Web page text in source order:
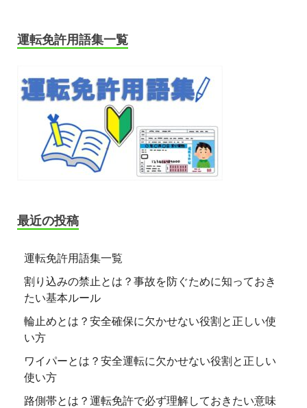
運転免許用語集一覧
最近の投稿
運転免許用語集一覧
割り込みの禁止とは？事故を防ぐために知っておき
たい基本ルール
輪止めとは？安全確保に欠かせない役割と正しい使
い方
ワイパーとは？安全運転に欠かせない役割と正しい
使い方
路側帯とは？運転免許で必ず理解しておきたい意味